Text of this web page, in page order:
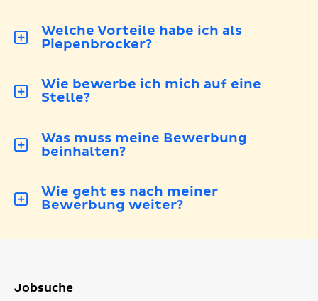
Welche Vorteile habe ich als
Piepenbrocker?
Wie bewerbe ich mich auf eine
Stelle?
Was muss meine Bewerbung
beinhalten?
Wie geht es nach meiner
Bewerbung weiter?
Jobsuche